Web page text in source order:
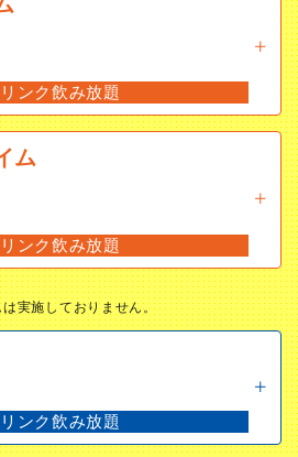
イム
ムは実施しておりません。
イム
リンク飲み放題
ム
リンク飲み放題
実施しておりません。
リンク飲み放題